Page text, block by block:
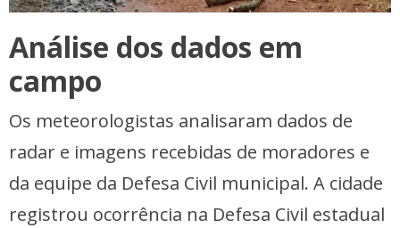
Análise dos dados em
campo
Os meteorologistas analisaram dados de
radar e imagens recebidas de moradores e
da equipe da Defesa Civil municipal. A cidade
registrou ocorrência na Defesa Civil estadual